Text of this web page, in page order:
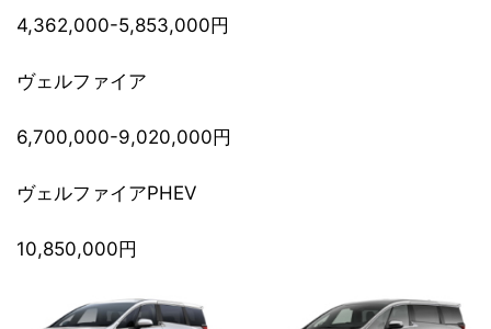
4,362,000-5,853,000円
ヴェルファイア
6,700,000-9,020,000円
ヴェルファイアPHEV
10,850,000円